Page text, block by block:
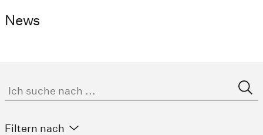
News
Filtern nach